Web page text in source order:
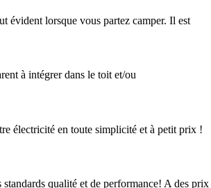
évident lorsque vous partez camper. Il est
à intégrer dans le toit et/ou
électricité en toute simplicité et à petit prix !
qualité et de performance! A des prix